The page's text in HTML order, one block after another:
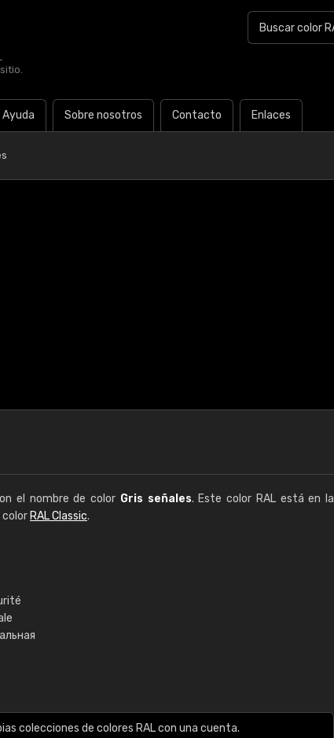
Ayuda Sobre nosotros Contacto Enlaces
el nombre de color Gris señales. Este color RAL está en la
color RAL Classic.
colecciones de colores RAL con una cuenta.